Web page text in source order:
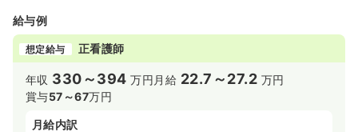
給与例
想定給与 正看護師
年収 330～394 万円 月給 22.7～27.2 万円
賞与57～67万円
月給内訳